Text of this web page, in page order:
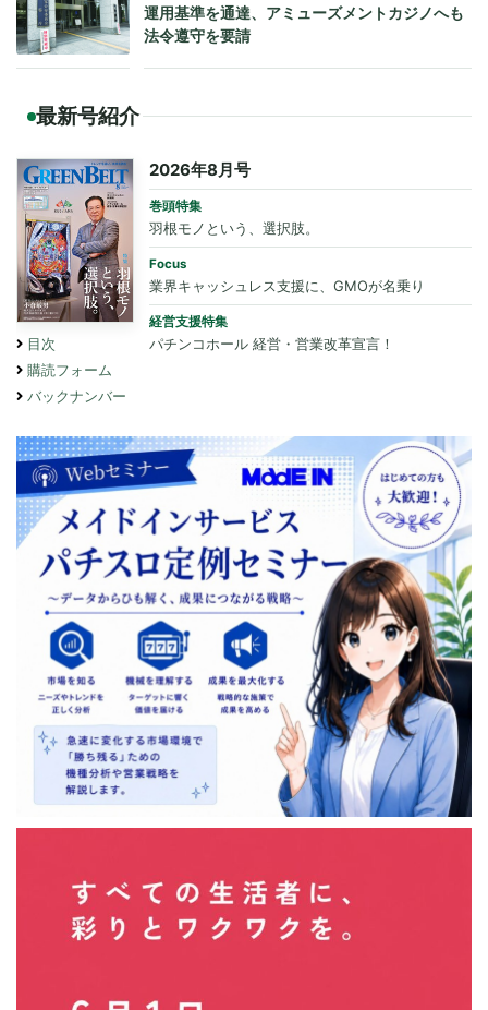
運用基準を通達、アミューズメントカジノへも
法令遵守を要請
最新号紹介
目次
購読フォーム
バックナンバー
2026年8月号
巻頭特集
羽根モノという、選択肢。
Focus
業界キャッシュレス支援に、GMOが名乗り
経営支援特集
パチンコホール 経営・営業改革宣言！